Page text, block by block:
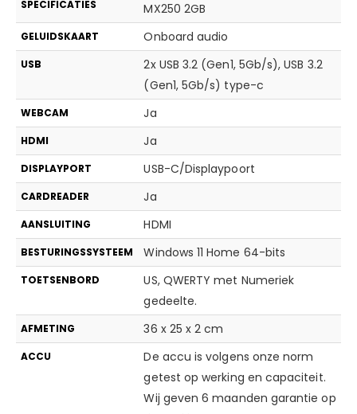
SPECIFICATIES
MX250 2GB
GELUIDSKAART Onboard audio
USB
2x USB 3.2 (Gen1, 5Gb/s), USB 3.2
(Gen1, 5Gb/s) type-c
WEBCAM Ja
HDMI Ja
DISPLAYPORT USB-C/Displaypoort
CARDREADER Ja
AANSLUITING HDMI
BESTURINGSSYSTEEM Windows 11 Home 64-bits
TOETSENBORD
US, QWERTY met Numeriek
gedeelte.
AFMETING 36 x 25 x 2 cm
ACCU
De accu is volgens onze norm
getest op werking en capaciteit.
Wij geven 6 maanden garantie op